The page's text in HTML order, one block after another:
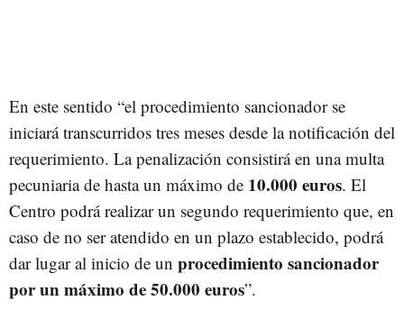
En este sentido “el procedimiento sancionador se
iniciará transcurridos tres meses desde la notificación del
requerimiento. La penalización consistirá en una multa
pecuniaria de hasta un máximo de 10.000 euros. El
Centro podrá realizar un segundo requerimiento que, en
caso de no ser atendido en un plazo establecido, podrá
dar lugar al inicio de un procedimiento sancionador
por un máximo de 50.000 euros”.